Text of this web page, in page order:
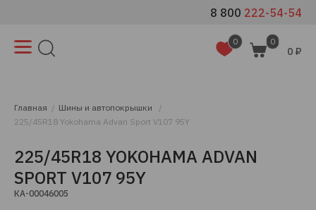
8 800 222-54-54
0 0
0 ₽
Главная
Шины и автопокрышки
225/45R18 Yokohama Advan Sport V107 95Y
225/45R18 YOKOHAMA ADVAN
SPORT V107 95Y
КА-00046005